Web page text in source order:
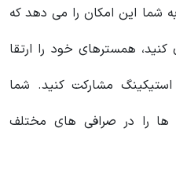
نگه داشتن توکن های HMSTR به شما این امکان را می دهد که
همسترهای خود را ارتقا
مشارکت کنید. شما
ها را در صرافی های مختلف